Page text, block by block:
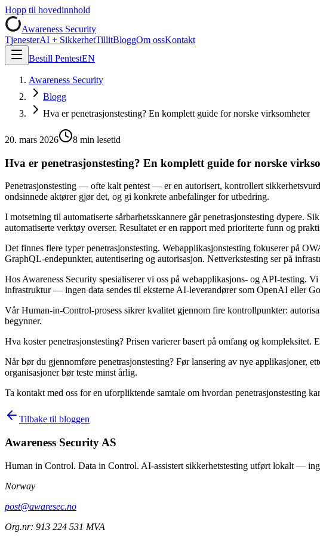
Hopp til hovedinnhold
Awareness Security
TjenesterAI + SikkerhetTillitBloggOm ossKontakt
Bestill PentestEN
Awareness Security
Blogg
Hva er penetrasjonstesting? En komplett guide for norske virksomheter
20. mars 2026 8 min lesetid
Hva er penetrasjonstesting? En komplett guide for norske
Penetrasjonstesting — ofte kalt pentest — er en autorisert, kontrollert
ondsinnede aktører gjør det, og gi konkrete anbefalinger for utbedring.
I motsetning til automatiserte sårbarhetsskannere går penetrasjonstesting dypere.
automatiserte verktøy overser. Resultatet er en rapport med prioriterte funn og
Det finnes flere typer penetrasjonstesting. Webapplikasjonstesting fokuserer på
GraphQL-endepunkter, autentisering og autorisasjon. Nettverkstesting ser på
Hos Awareness Security spesialiserer vi oss på webapplikasjons- og API-testing.
infrastruktur — ingen data sendes til eksterne AI-leverandører som OpenAI eller
Vår Human-in-Control-prosess sikrer kvalitet gjennom fire kontrollpunkter:
begynner.
Hva koster penetrasjonstesting? Prisen varierer basert på omfang og
Når bør du gjennomføre penetrasjonstesting? Før lansering av nye applikasjoner,
organisasjoner bør teste minst årlig.
Ta kontakt med oss for en uforpliktende samtale om hvordan penetrasjonstesting
Tilbake til bloggen
Awareness Security AS
Human in Control. Data in Control. AI-assistert sikkerhetstesting utført lokalt —
Norway
post@awaresec.no
Org.nr: 913 224 531 MVA